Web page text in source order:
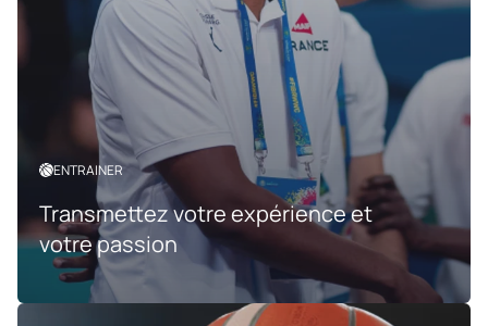
ENTRAINER
Transmettez votre expérience et
votre passion